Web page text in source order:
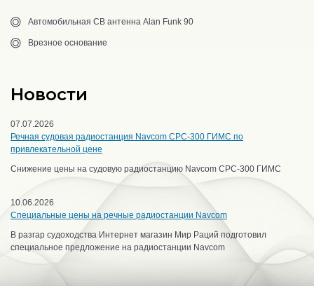
Автомобильная CB антенна Alan Funk 90
Врезное основание
Новости
07.07.2026
Речная судовая радиостанция Navcom CPC-300 ГИМС по
привлекательной цене
Снижение цены на судовую радиостанцию Navcom CPC-300 ГИМС
10.06.2026
Специальные цены на речные радиостанции Navcom
В разгар судоходства Интернет магазин Мир Раций подготовил
специальное предложение на радиостанции Navcom